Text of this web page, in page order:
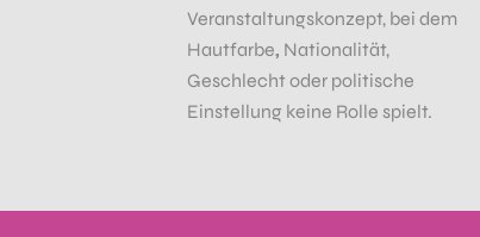
Veranstaltungskonzept, bei dem
Hautfarbe, Nationalität,
Geschlecht oder politische
Einstellung keine Rolle spielt.